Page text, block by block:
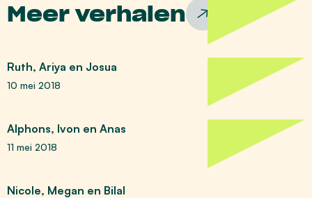
Meer verhalen
Ruth, Ariya en Josua
10 mei 2018
Alphons, Ivon en Anas
11 mei 2018
Nicole, Megan en Bilal